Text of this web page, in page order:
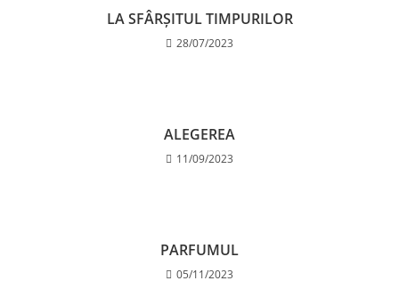
LA SFÂRȘITUL TIMPURILOR
28/07/2023
ALEGEREA
11/09/2023
PARFUMUL
05/11/2023